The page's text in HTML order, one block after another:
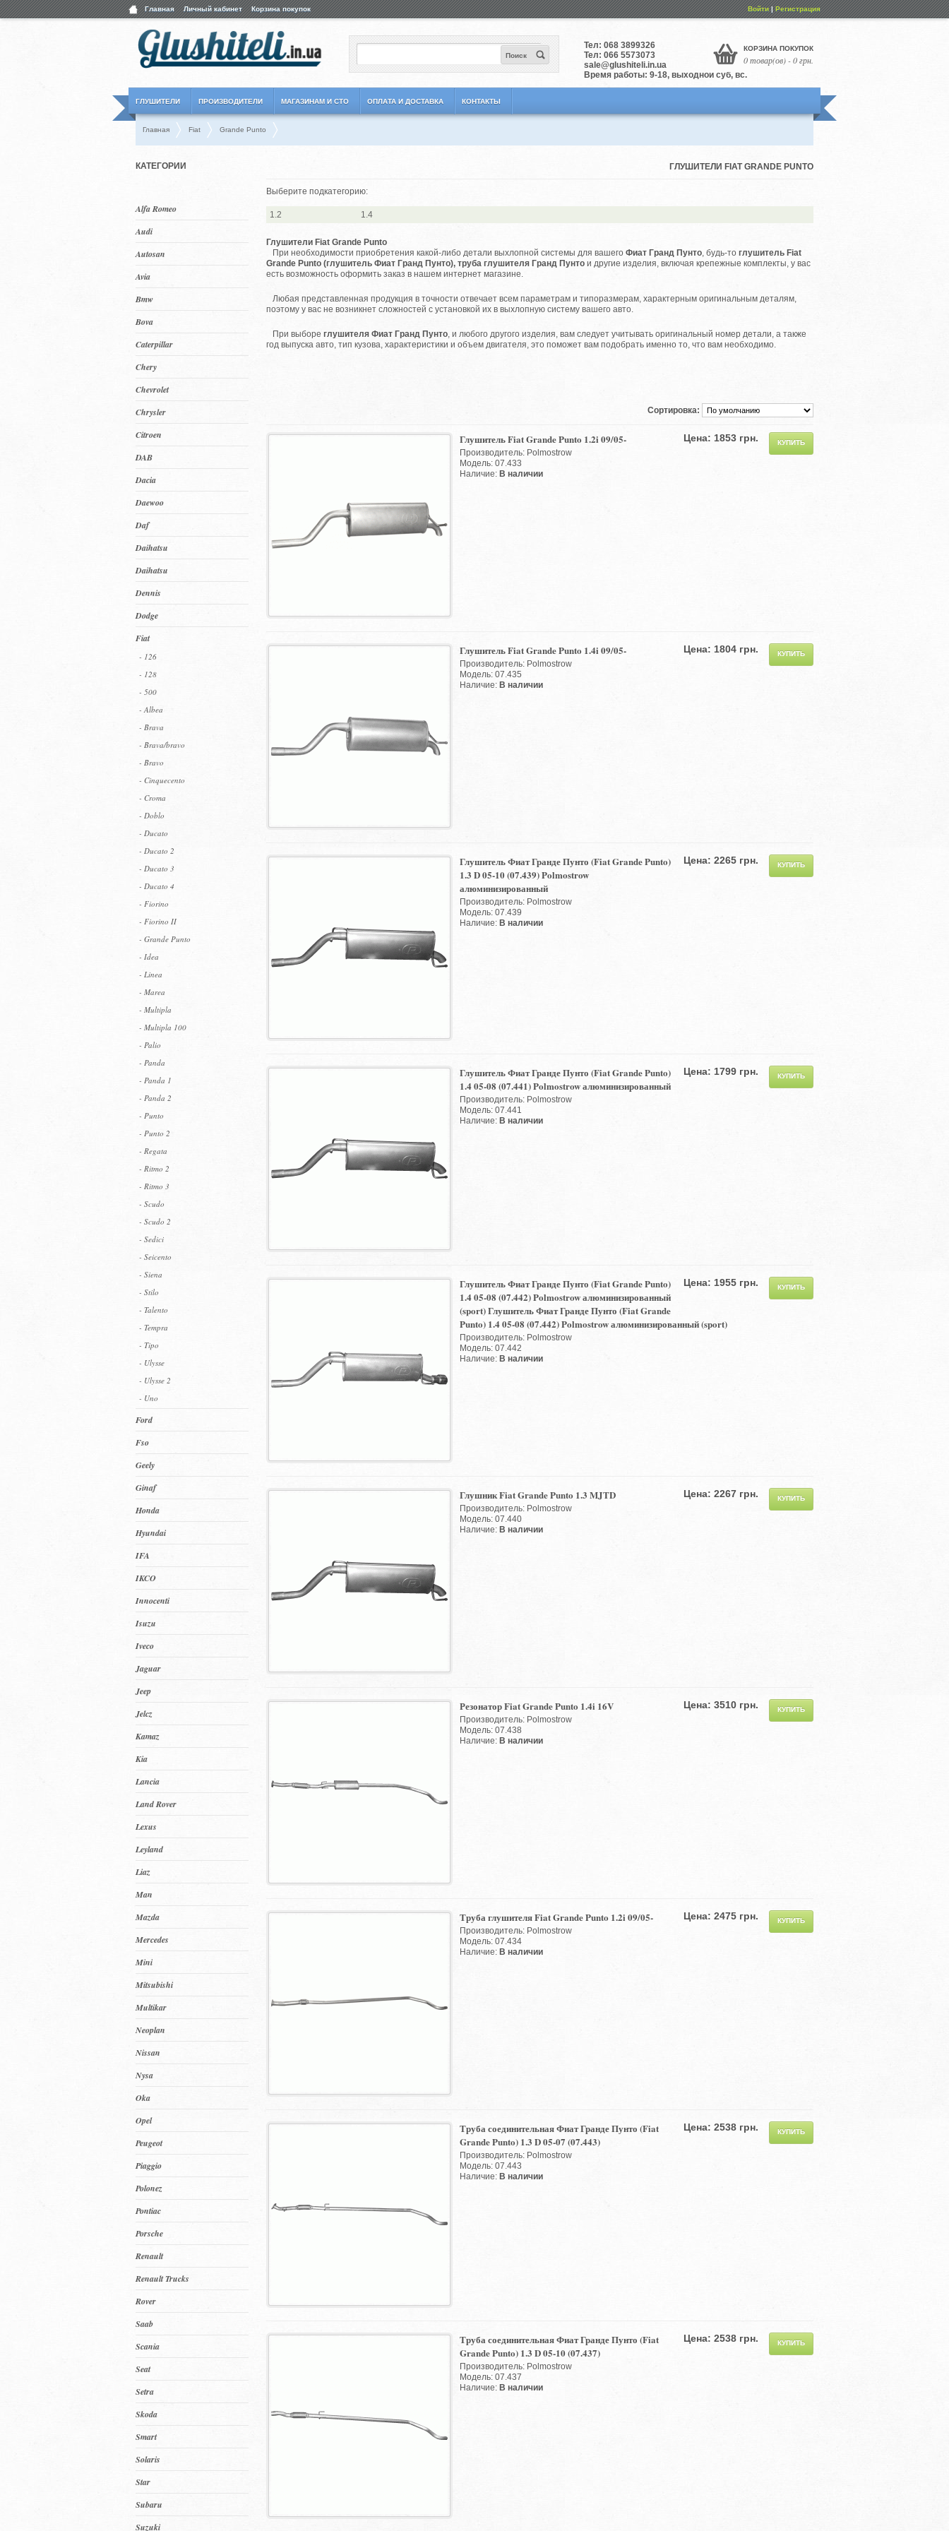
Главная Личный кабинет Корзина покупок Войти|Регистрация
Тел: 068 3899326
Тел: 066 5573073
sale@glushiteli.in.ua
Время работы: 9-18, выходной суб, вс.
КОРЗИНА ПОКУПОК
0 товар(ов) - 0 грн.
Поиск
ГЛУШИТЕЛИ ПРОИЗВОДИТЕЛИ МАГАЗИНАМ И СТО ОПЛАТА И ДОСТАВКА КОНТАКТЫ
Главная Fiat Grande Punto
КАТЕГОРИИ
Alfa Romeo
Audi
Autosan
Avia
Bmw
Bova
Caterpillar
Chery
Chevrolet
Chrysler
Citroen
DAB
Dacia
Daewoo
Daf
Daihatsu
Daihatsu
Dennis
Dodge
Fiat
- 126
- 128
- 500
- Albea
- Brava
- Brava/bravo
- Bravo
- Cinquecento
- Croma
- Doblo
- Ducato
- Ducato 2
- Ducato 3
- Ducato 4
- Fiorino
- Fiorino II
- Grande Punto
- Idea
- Linea
- Marea
- Multipla
- Multipla 100
- Palio
- Panda
- Panda 1
- Panda 2
- Punto
- Punto 2
- Regata
- Ritmo 2
- Ritmo 3
- Scudo
- Scudo 2
- Sedici
- Seicento
- Siena
- Stilo
- Talento
- Tempra
- Tipo
- Ulysse
- Ulysse 2
- Uno
Ford
Fso
Geely
Ginaf
Honda
Hyundai
IFA
IKCO
Innocenti
Isuzu
Iveco
Jaguar
Jeep
Jelcz
Kamaz
Kia
Lancia
Land Rover
Lexus
Leyland
Liaz
Man
Mazda
Mercedes
Mini
Mitsubishi
Multikar
Neoplan
Nissan
Nysa
Oka
Opel
Peugeot
Piaggio
Polonez
Pontiac
Porsche
Renault
Renault Trucks
Rover
Saab
Scania
Seat
Setra
Skoda
Smart
Solaris
Star
Subaru
Suzuki
ГЛУШИТЕЛИ FIAT GRANDE PUNTO
Выберите подкатегорию:
1.2 1.4
Глушители Fiat Grande Punto
При необходимости приобретения какой-либо детали выхлопной системы для вашего Фиат Гранд Пунто, будь-то глушитель Fiat
Grande Punto (глушитель Фиат Гранд Пунто), труба глушителя Гранд Пунто и другие изделия, включая крепежные комплекты, у вас
есть возможность оформить заказ в нашем интернет магазине.
Любая представленная продукция в точности отвечает всем параметрам и типоразмерам, характерным оригинальным деталям,
поэтому у вас не возникнет сложностей с установкой их в выхлопную систему вашего авто.
При выборе глушителя Фиат Гранд Пунто, и любого другого изделия, вам следует учитывать оригинальный номер детали, а также
год выпуска авто, тип кузова, характеристики и объем двигателя, это поможет вам подобрать именно то, что вам необходимо.
Сортировка:
Цена: 1853 грн.
Глушитель Fiat Grande Punto 1.2i 09/05-
Производитель: Polmostrow
Модель: 07.433
Наличие: В наличии
Цена: 1804 грн.
Глушитель Fiat Grande Punto 1.4i 09/05-
Производитель: Polmostrow
Модель: 07.435
Наличие: В наличии
Цена: 2265 грн.
Глушитель Фиат Гранде Пунто (Fiat Grande Punto)
1.3 D 05-10 (07.439) Polmostrow
алюминизированный
Производитель: Polmostrow
Модель: 07.439
Наличие: В наличии
Цена: 1799 грн.
Глушитель Фиат Гранде Пунто (Fiat Grande Punto)
1.4 05-08 (07.441) Polmostrow алюминизированный
Производитель: Polmostrow
Модель: 07.441
Наличие: В наличии
Цена: 1955 грн.
Глушитель Фиат Гранде Пунто (Fiat Grande Punto)
1.4 05-08 (07.442) Polmostrow алюминизированный
(sport) Глушитель Фиат Гранде Пунто (Fiat Grande
Punto) 1.4 05-08 (07.442) Polmostrow алюминизированный (sport)
Производитель: Polmostrow
Модель: 07.442
Наличие: В наличии
Цена: 2267 грн.
Глушник Fiat Grande Punto 1.3 MJTD
Производитель: Polmostrow
Модель: 07.440
Наличие: В наличии
Цена: 3510 грн.
Резонатор Fiat Grande Punto 1.4i 16V
Производитель: Polmostrow
Модель: 07.438
Наличие: В наличии
Цена: 2475 грн.
Труба глушителя Fiat Grande Punto 1.2i 09/05-
Производитель: Polmostrow
Модель: 07.434
Наличие: В наличии
Цена: 2538 грн.
Труба соединительная Фиат Гранде Пунто (Fiat
Grande Punto) 1.3 D 05-07 (07.443)
Производитель: Polmostrow
Модель: 07.443
Наличие: В наличии
Цена: 2538 грн.
Труба соединительная Фиат Гранде Пунто (Fiat
Grande Punto) 1.3 D 05-10 (07.437)
Производитель: Polmostrow
Модель: 07.437
Наличие: В наличии